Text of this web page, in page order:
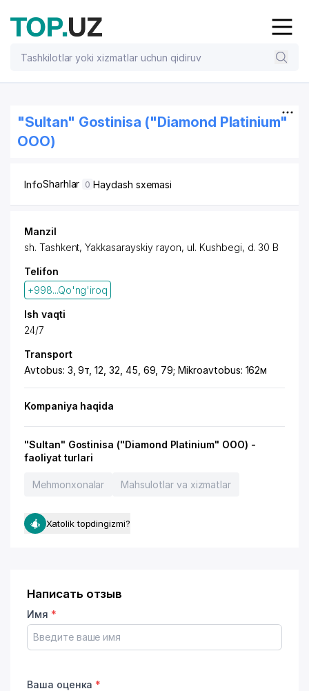
"Sultan" Gostinisa ("Diamond Platinium"
OOO)
InfoSharhlar 0 Haydash sxemasi
Manzil
sh. Tashkent,Yakkasarayskiy rayon, ul. Kushbegi, d. 30 B
Telifon
+998...Qo'ng'iroq
Ish vaqti
24/7
Transport
Avtobus: 3, 9т, 12, 32, 45, 69, 79; Mikroavtobus: 162м
Kompaniya haqida
"Sultan" Gostinisa ("Diamond Platinium" OOO) -
faoliyat turlari
Mehmonxonalar Mahsulotlar va xizmatlar
Xatolik topdingizmi?
Написать отзыв
Имя *
Ваша оценка *